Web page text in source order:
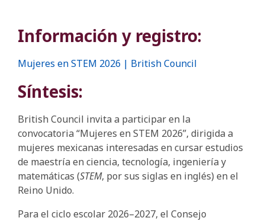
Información y registro:
Mujeres en STEM 2026 | British Council
Síntesis:
British Council invita a participar en la
convocatoria “Mujeres en STEM 2026”, dirigida a
mujeres mexicanas interesadas en cursar estudios
de maestría en ciencia, tecnología, ingeniería y
matemáticas (STEM, por sus siglas en inglés) en el
Reino Unido.
Para el ciclo escolar 2026–2027, el Consejo